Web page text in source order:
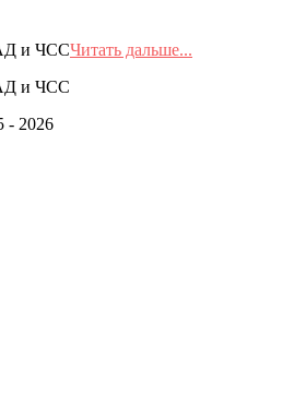
и ЧССЧитать дальше...
и ЧСС
- 2026